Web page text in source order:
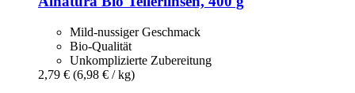
Mild-nussiger Geschmack
Bio-Qualität
Unkomplizierte Zubereitung
2,79 € (6,98 € / kg)